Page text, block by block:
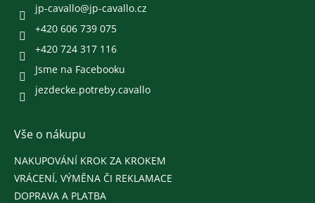
jp-cavallo@jp-cavallo.cz
+420 606 739 075
+420 724 317 116
Jsme na Facebooku
jezdecke.potreby.cavallo
Vše o nákupu
NAKUPOVÁNÍ KROK ZA KROKEM
VRÁCENÍ, VÝMĚNA ČI REKLAMACE
DOPRAVA A PLATBA